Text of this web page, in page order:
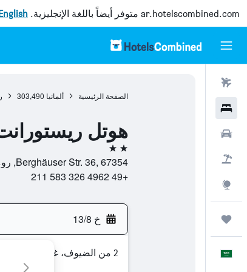
ar.hotelscombined.com متوفر أيضاً باللغة الإنجليزية.
الصفحة الرئيسية ألمانيا 303,490
هوتل
2 نجمتين
Berghäuser Str. 36, 67354, روميربيرغ, راينلند بالاتينات, ألمانيا
+49 4962 326 583 211
خ 13/8
2 من الضيوف، غرفة واحدة